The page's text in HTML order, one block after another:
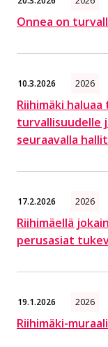
Onnea on
10.3.2026 2026
Riihimäki
turvallisuudelle
seuraavalla
17.2.2026 2026
Riihimäellä
perusasiat
19.1.2026 2026
Riihimäki-